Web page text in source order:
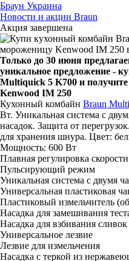
Браун Украина
Новости и акции Braun
Акция завершена
Только до 30 июня
уникальное предложение -
Multiquick 5 K700 и
Kenwood IM 250
Кухонный комбайн Braun
Вт. Уникальная система с
насадок. Защита от
для хранения шнура. Цвет:
Мощность: 600 Вт
Плавная регулировка скорости
Пульсирующий режим
Уникальная система с двумя
Универсальная пластиковая
Пластиковый измельчитель
Насадка для замешивания
Насадка для взбивания сливок
Универсальное лезвие
Лезвие для измельчения
Насадка с теркой из